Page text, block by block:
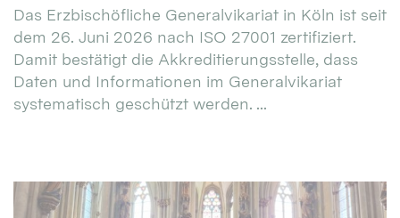
Das Erzbischöfliche Generalvikariat in Köln ist seit
dem 26. Juni 2026 nach ISO 27001 zertifiziert.
Damit bestätigt die Akkreditierungsstelle, dass
Daten und Informationen im Generalvikariat
systematisch geschützt werden. ...